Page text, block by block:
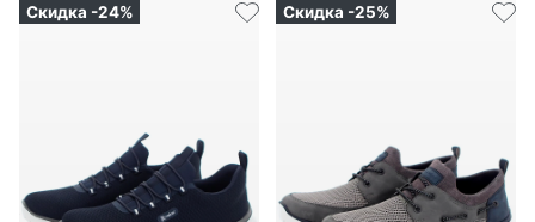
Скидка -24% Скидка -25%